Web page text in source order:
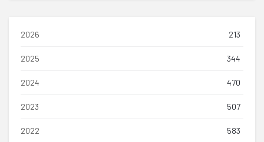
2026 213
2025 344
2024 470
2023 507
2022 583